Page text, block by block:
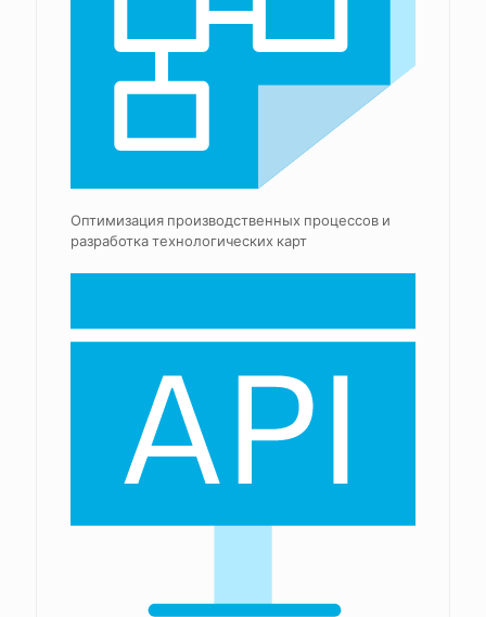
Оптимизация производственных процессов и
разработка технологических карт